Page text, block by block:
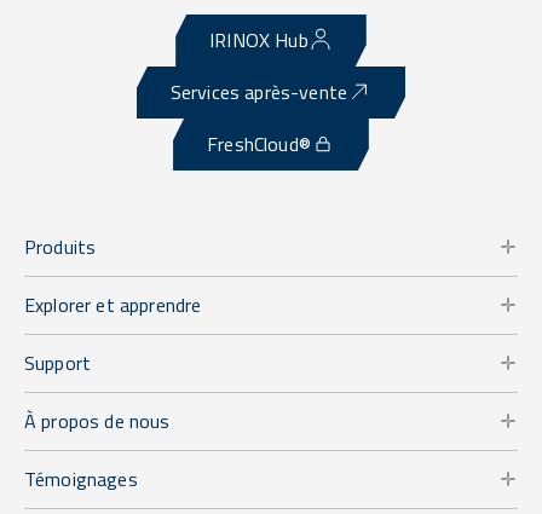
IRINOX Hub
Services après-vente
FreshCloud®
Produits
Explorer et apprendre
Support
À propos de nous
Témoignages